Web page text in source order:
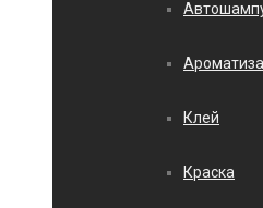
Клей
Краска